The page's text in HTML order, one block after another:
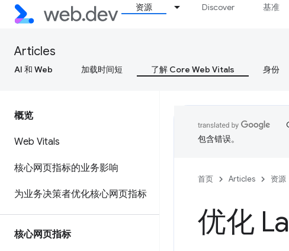
资源 Discover 基准
Articles
AI 和 Web 加载时间短 了解 Core Web Vitals 身份
概览
Web Vitals
核心网页指标的业务影响
为业务决策者优化核心网页指标
核心网页指标
包含错误。
首页 Articles 资源
优化